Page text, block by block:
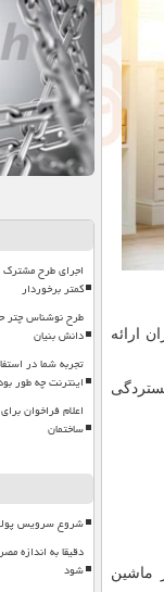
ارائه
ماشین
اجرای طرح مشترک
کمتر برخوردار
طرح نوشناس چتر
دانش بنیان
تجربه شما در
اینترنت چه طور
اعلام فراخوان
ساختمان
شروع سرویس
دقیقا به اندازه
شود